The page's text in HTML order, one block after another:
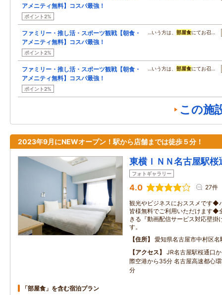
アメニティ無料】コスパ最強！
ポイント2%
ファミリー・推し活・スポーツ観戦【朝食・
アメニティ無料】コスパ最強！
ポイント2%
…いう方は、 部屋食にてお召…
ファミリー・推し活・スポーツ観戦【朝食・
アメニティ無料】コスパ最強！
ポイント2%
…いう方は、 部屋食にてお召…
この施
2023年9月にNEWオープン！駅から店舗までは徒歩５分！
東横ＩＮＮ名古屋駅桜
フォトギャラリー
4.0 27件
観光やビジネスにおススメです◆
皆様無料でご利用いただけます◆
きる『動画配信サービス対応壁掛
す。
住所
愛知県名古屋市中村区
アクセス
JR名古屋駅桜通口
際空港から35分 名古屋高速都心
分
「部屋食」を含む宿泊プラン